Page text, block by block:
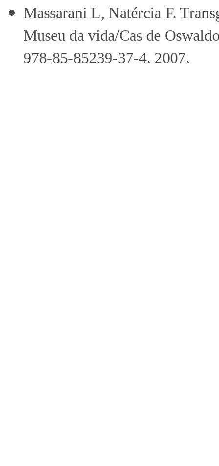
Massarani L, Natércia F.
Museu da vida/Cas de
978-85-85239-37-4. 2007.